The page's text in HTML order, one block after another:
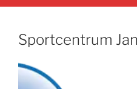
Sportcentrum